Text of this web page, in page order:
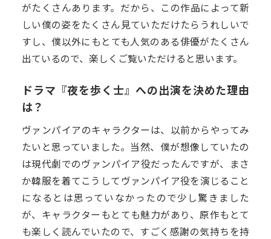
がたくさんあります。だから、この作品によって新
しい僕の姿をたくさん見ていただけたらうれしいで
すし、僕以外にもとても人気のある俳優がたくさん
出ているので、楽しくご覧いただけると思います。
ドラマ『夜を歩く士』への出演を決めた理由
は？
ヴァンパイアのキャラクターは、以前からやってみ
たいと思っていました。当然、僕が想像していたの
は現代劇でのヴァンパイア役だったんですが、まさ
か韓服を着てこうしてヴァンパイア役を演じること
になるとは思っていなかったので少し驚きました
が、キャラクターもとても魅力があり、原作もとて
も楽しく読んでいたので、すごく感謝の気持ちを持